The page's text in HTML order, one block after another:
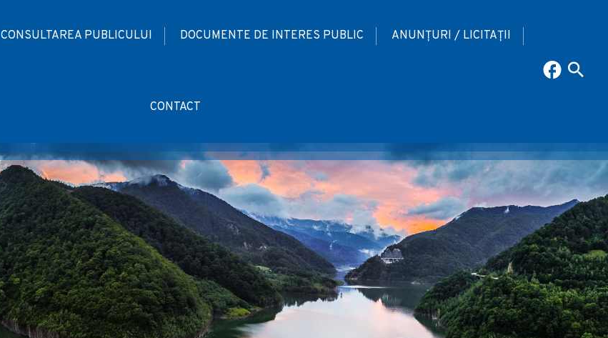
CONSULTAREA PUBLICULUI DOCUMENTE DE INTERES PUBLIC ANUNȚURI / LICITAȚII
CONTACT